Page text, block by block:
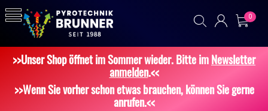
0
>>Unser Shop öffnet im Sommer wieder. Bitte imNewsletter
anmelden.<<
>>Wenn Sie vorher schon etwas brauchen, können Sie gerne
anrufen.<<